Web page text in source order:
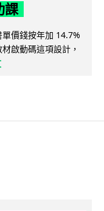
課
價錢按年加 14.7%
啟動碼這項設計，